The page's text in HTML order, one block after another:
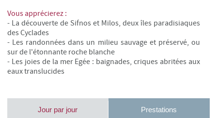
Vous apprécierez :
- La découverte de Sifnos et Milos, deux îles paradisiaques
des Cyclades
- Les randonnées dans un milieu sauvage et préservé, ou
sur de l'étonnante roche blanche
- Les joies de la mer Egée : baignades, criques abritées aux
eaux translucides
Jour par jour Prestations